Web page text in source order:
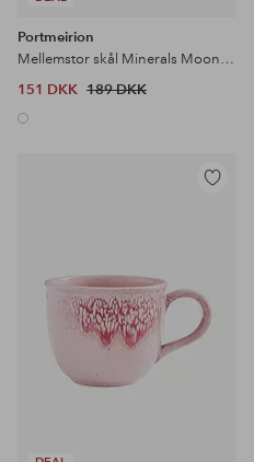
Portmeirion
Mellemstor skål Minerals Moonstone
151 DKK 189 DKK
Tilføj